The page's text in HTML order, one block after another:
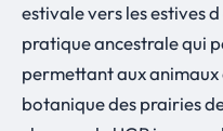
estivale vers les estives
pratique ancestrale qui
permettant aux animaux
botanique des prairies